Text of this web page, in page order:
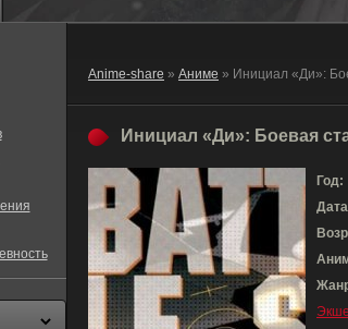
Anime-share » Аниме » Инициал «Ди»:
Инициал «Ди»: Боевая
Год: